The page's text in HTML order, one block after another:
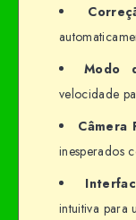
Modo
velocidade
Câmera
inesperados
intuitiva para